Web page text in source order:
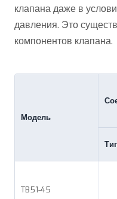
клапана даже в
давления. Это
компонентов клапана.
Модель
TB51-45